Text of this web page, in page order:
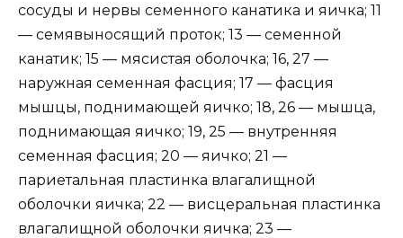
сосуды и нервы семенного канатика и яичка; 11
— семявыносящий проток; 13 — семенной
канатик; 15 — мясистая оболочка; 16, 27 —
наружная семенная фасция; 17 — фасция
мышцы, поднимающей яичко; 18, 26 — мышца,
поднимающая яичко; 19, 25 — внутренняя
семенная фасция; 20 — яичко; 21 —
париетальная пластинка влагалищной
оболочки яичка; 22 — висцеральная пластинка
влагалищной оболочки яичка; 23 —